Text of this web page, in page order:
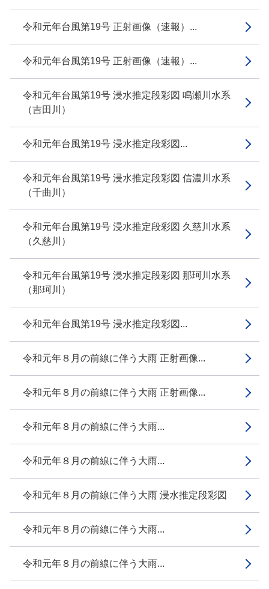
令和元年台風第19号 正射画像（速報）...
令和元年台風第19号 正射画像（速報）...
令和元年台風第19号 浸水推定段彩図 鳴瀬川水系
（吉田川）
令和元年台風第19号 浸水推定段彩図...
令和元年台風第19号 浸水推定段彩図 信濃川水系
（千曲川）
令和元年台風第19号 浸水推定段彩図 久慈川水系
（久慈川）
令和元年台風第19号 浸水推定段彩図 那珂川水系
（那珂川）
令和元年台風第19号 浸水推定段彩図...
令和元年８月の前線に伴う大雨 正射画像...
令和元年８月の前線に伴う大雨 正射画像...
令和元年８月の前線に伴う大雨...
令和元年８月の前線に伴う大雨...
令和元年８月の前線に伴う大雨 浸水推定段彩図
令和元年８月の前線に伴う大雨...
令和元年８月の前線に伴う大雨...